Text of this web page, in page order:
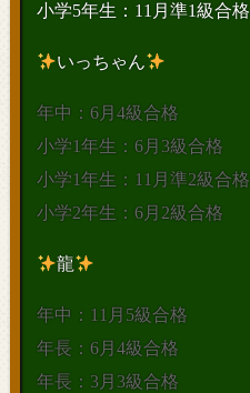
小学5年生：11月準1級合格
いっちゃん
年中：6月4級合格
小学1年生：6月3級合格
小学1年生：11月準2級合格
小学2年生：6月2級合格
龍
年中：11月5級合格
年長：6月4級合格
年長：3月3級合格